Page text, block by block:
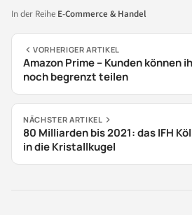
In der Reihe E-Commerce & Handel
VORHERIGER ARTIKEL
Amazon Prime – Kunden können
noch begrenzt teilen
NÄCHSTER ARTIKEL
80 Milliarden bis 2021: das IFH
in die Kristallkugel